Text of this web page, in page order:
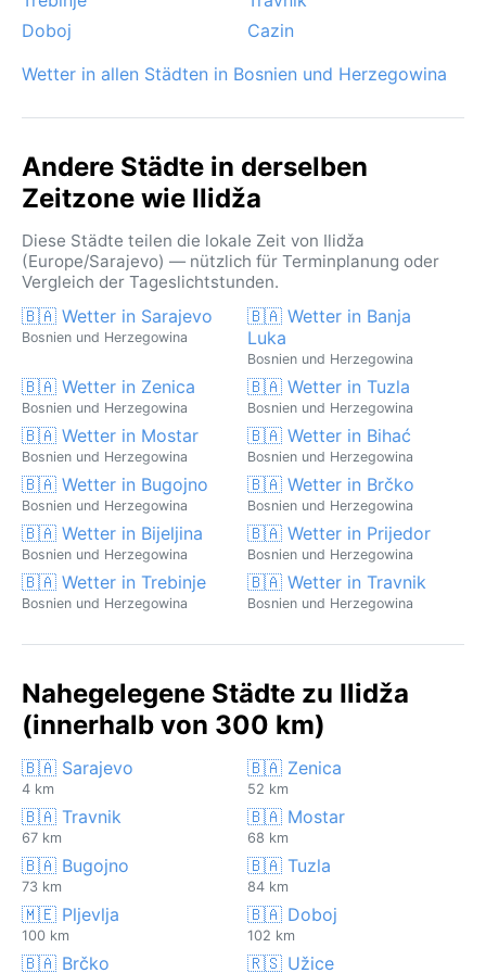
Decke. Ilidža ist ein Ort, an dem das Klima die
Jahreszeiten klar spürbar macht – mit jedem einen
eigenen Reiz.
Doboj
Cazin
Wetter in allen Städten in Bosnien und Herzegowina
Andere Städte in derselben
Zeitzone wie Ilidža
Diese Städte teilen die lokale Zeit von Ilidža
(Europe/Sarajevo) — nützlich für Terminplanung oder
Vergleich der Tageslichtstunden.
🇧🇦 Wetter in Sarajevo
Bosnien und Herzegowina
🇧🇦 Wetter in Banja
Luka
Bosnien und Herzegowina
🇧🇦 Wetter in Zenica
Bosnien und Herzegowina
🇧🇦 Wetter in Tuzla
Bosnien und Herzegowina
🇧🇦 Wetter in Mostar
Bosnien und Herzegowina
🇧🇦 Wetter in Bihać
Bosnien und Herzegowina
🇧🇦 Wetter in Bugojno
Bosnien und Herzegowina
🇧🇦 Wetter in Brčko
Bosnien und Herzegowina
🇧🇦 Wetter in Bijeljina
Bosnien und Herzegowina
🇧🇦 Wetter in Prijedor
Bosnien und Herzegowina
🇧🇦 Wetter in Trebinje
Bosnien und Herzegowina
🇧🇦 Wetter in Travnik
Bosnien und Herzegowina
Nahegelegene Städte zu Ilidža
(innerhalb von 300 km)
🇧🇦 Sarajevo
4 km
🇧🇦 Zenica
52 km
🇧🇦 Travnik
67 km
🇧🇦 Mostar
68 km
🇧🇦 Bugojno
73 km
🇧🇦 Tuzla
84 km
🇲🇪 Pljevlja
100 km
🇧🇦 Doboj
102 km
🇧🇦 Brčko 🇷🇸 Užice